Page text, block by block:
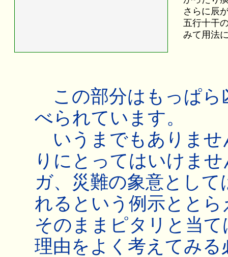
さらに辰
五行十干
みて用法
この部分はもっぱら
べられています。
いうまでもありませ
りにとってはいけま
ガ、災難の象意とし
れるという例示とと
そのままピタリと当
理由をよく考えてみ